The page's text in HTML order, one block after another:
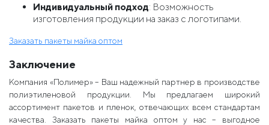
Индивидуальный подход: Возможность
изготовления продукции на заказ с логотипами.
Заказать пакеты майка оптом
Заключение
Компания «Полимер» – Ваш надежный партнер в производстве
полиэтиленовой продукции. Мы предлагаем широкий
ассортимент пакетов и пленок, отвечающих всем стандартам
качества. Заказать пакеты майка оптом у нас – выгодное